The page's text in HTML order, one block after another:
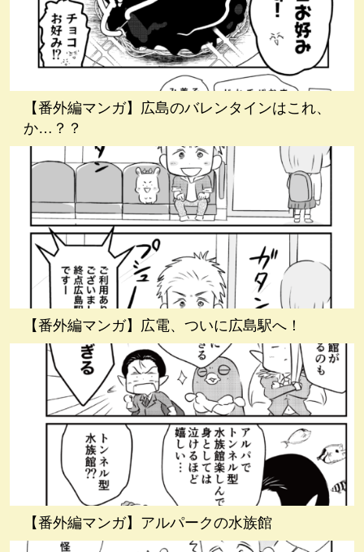
【番外編マンガ】広島のバレンタインはこれ、
か…？？
【番外編マンガ】広電、ついに広島駅へ！
【番外編マンガ】アルパークの水族館